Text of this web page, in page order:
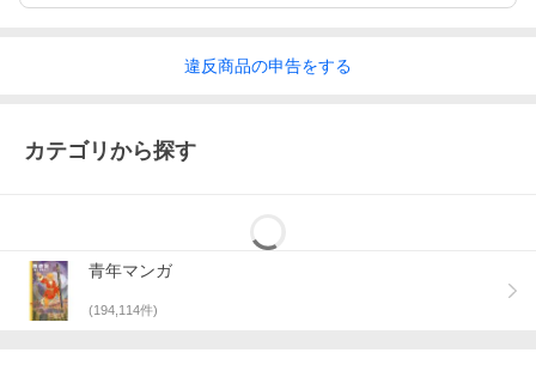
違反商品の申告をする
カテゴリから探す
青年マンガ
(194,114件)